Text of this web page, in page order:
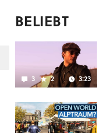
BELIEBT
3 2 3:23